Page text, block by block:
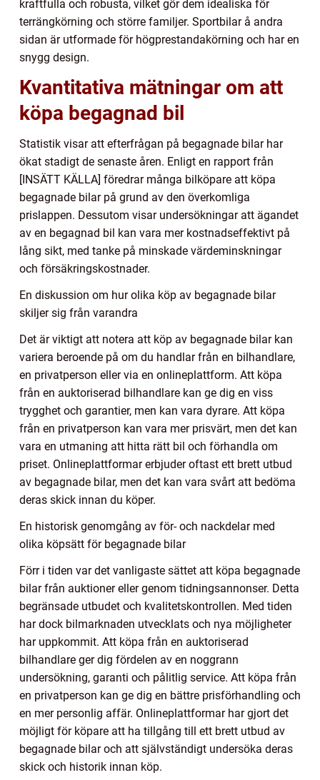
kraftfulla och robusta, vilket gör dem idealiska för
terrängkörning och större familjer. Sportbilar å andra
sidan är utformade för högprestandakörning och har en
snygg design.
Kvantitativa mätningar om att
köpa begagnad bil
Statistik visar att efterfrågan på begagnade bilar har
ökat stadigt de senaste åren. Enligt en rapport från
[INSÄTT KÄLLA] föredrar många bilköpare att köpa
begagnade bilar på grund av den överkomliga
prislappen. Dessutom visar undersökningar att ägandet
av en begagnad bil kan vara mer kostnadseffektivt på
lång sikt, med tanke på minskade värdeminskningar
och försäkringskostnader.
En diskussion om hur olika köp av begagnade bilar
skiljer sig från varandra
Det är viktigt att notera att köp av begagnade bilar kan
variera beroende på om du handlar från en bilhandlare,
en privatperson eller via en onlineplattform. Att köpa
från en auktoriserad bilhandlare kan ge dig en viss
trygghet och garantier, men kan vara dyrare. Att köpa
från en privatperson kan vara mer prisvärt, men det kan
vara en utmaning att hitta rätt bil och förhandla om
priset. Onlineplattformar erbjuder oftast ett brett utbud
av begagnade bilar, men det kan vara svårt att bedöma
deras skick innan du köper.
En historisk genomgång av för- och nackdelar med
olika köpsätt för begagnade bilar
Förr i tiden var det vanligaste sättet att köpa begagnade
bilar från auktioner eller genom tidningsannonser. Detta
begränsade utbudet och kvalitetskontrollen. Med tiden
har dock bilmarknaden utvecklats och nya möjligheter
har uppkommit. Att köpa från en auktoriserad
bilhandlare ger dig fördelen av en noggrann
undersökning, garanti och pålitlig service. Att köpa från
en privatperson kan ge dig en bättre prisförhandling och
en mer personlig affär. Onlineplattformar har gjort det
möjligt för köpare att ha tillgång till ett brett utbud av
begagnade bilar och att självständigt undersöka deras
skick och historik innan köp.